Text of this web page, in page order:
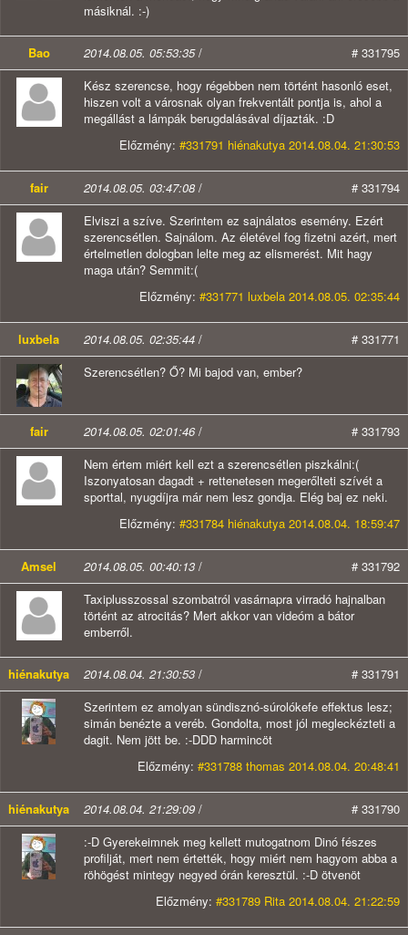
másiknál. :-)
Bao 2014.08.05. 05:53:35/
# 331795
Kész szerencse, hogy régebben nem történt hasonló eset,
hiszen volt a városnak olyan frekventált pontja is, ahol a
megállást a lámpák berugdalásával díjazták. :D
Előzmény: #331791 hiénakutya 2014.08.04. 21:30:53
fair 2014.08.05. 03:47:08 /
# 331794
Elviszi a szíve. Szerintem ez sajnálatos esemény. Ezért
szerencsétlen. Sajnálom. Az életével fog fizetni azért, mert
értelmetlen dologban lelte meg az elismerést. Mit hagy
maga után? Semmit:(
Előzmény: #331771 luxbela 2014.08.05. 02:35:44
luxbela 2014.08.05. 02:35:44 /
# 331771
Szerencsétlen? Ő? Mi bajod van, ember?
fair 2014.08.05. 02:01:46/
# 331793
Nem értem miért kell ezt a szerencsétlen piszkálni:(
Iszonyatosan dagadt + rettenetesen megerőlteti szívét a
sporttal, nyugdíjra már nem lesz gondja. Elég baj ez neki.
Előzmény: #331784 hiénakutya 2014.08.04. 18:59:47
Amsel 2014.08.05. 00:40:13 /
# 331792
Taxiplusszossal szombatról vasárnapra virradó hajnalban
történt az atrocitás? Mert akkor van videóm a bátor
emberről.
hiénakutya 2014.08.04. 21:30:53 /
# 331791
Szerintem ez amolyan sündisznó-súrolókefe effektus lesz;
simán benézte a veréb. Gondolta, most jól megleckézteti a
dagit. Nem jött be. :-DDD harmincöt
Előzmény: #331788 thomas 2014.08.04. 20:48:41
hiénakutya 2014.08.04. 21:29:09 /
# 331790
:-D Gyerekeimnek meg kellett mutogatnom Dinó fészes
profilját, mert nem értették, hogy miért nem hagyom abba a
röhögést mintegy negyed órán keresztül. :-D ötvenöt
Előzmény: #331789 Rita 2014.08.04. 21:22:59